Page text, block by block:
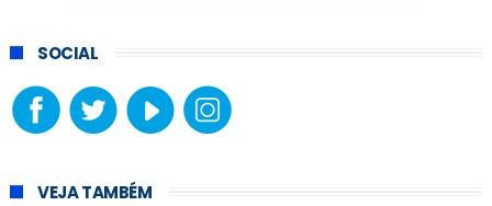
SOCIAL
VEJA TAMBÉM